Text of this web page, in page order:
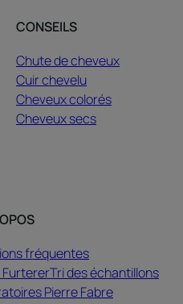
CONSEILS
Chute de cheveux
Cuir chevelu
Cheveux colorés
Cheveux secs
fréquentes
FurtererTri des échantillons
Pierre Fabre